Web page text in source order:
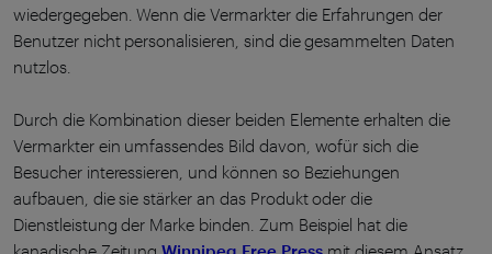
wiedergegeben. Wenn die Vermarkter die Erfahrungen der
Benutzer nicht personalisieren, sind die gesammelten Daten
nutzlos.
Durch die Kombination dieser beiden Elemente erhalten die
Vermarkter ein umfassendes Bild davon, wofür sich die
Besucher interessieren, und können so Beziehungen
aufbauen, die sie stärker an das Produkt oder die
Dienstleistung der Marke binden. Zum Beispiel hat die